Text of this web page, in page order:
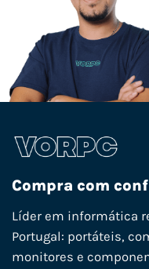
Compra com
Líder em informática
Portugal: portáteis,
monitores e